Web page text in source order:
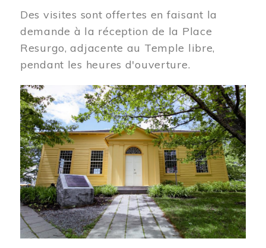
Des visites sont offertes en faisant la
demande à la réception de la Place
Resurgo, adjacente au Temple libre,
pendant les heures d'ouverture.
Image